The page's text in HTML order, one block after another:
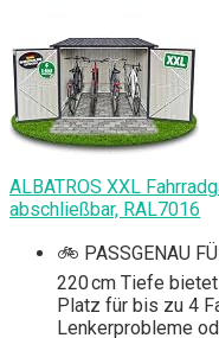
ALBATROS XXL
abschließbar, RAL7016
🚲 PASSGENAU
220 cm Tiefe
Platz für bis zu 4
Lenkerprobleme